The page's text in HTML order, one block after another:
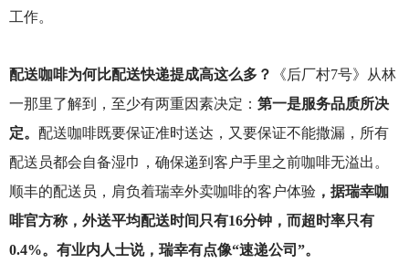
工作。
配送咖啡为何比配送快递提成高这么多？
《后厂村7号》从林
一那里了解到，至少有两重因素决定： 第一是服务品质所决
定。 配送咖啡既要保证准时送达，又要保证不能撒漏，所有
配送员都会自备湿巾，确保递到客户手里之前咖啡无溢出。
顺丰的配送员，肩负着瑞幸外卖咖啡的客户体验，据瑞幸咖
啡官方称，外送平均配送时间只有16分钟，而超时率只有
0.4%。有业内人士说，瑞幸有点像“速递公司”。